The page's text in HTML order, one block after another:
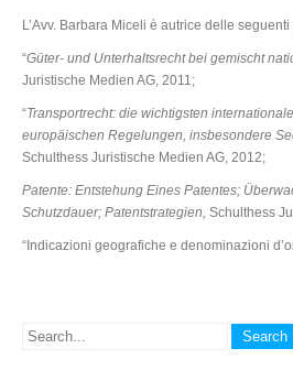
L’Avv. Barbara Miceli è autrice delle
“Güter- und Unterhaltsrecht bei gemischt
Juristische Medien AG, 2011;
“Transportrecht: die wichtigsten
europäischen Regelungen, insbesondere
Schulthess Juristische Medien AG, 2012;
Patente: Entstehung Eines Patentes;
Schutzdauer; Patentstrategien, Schulthess
“Indicazioni geografiche e denominazioni